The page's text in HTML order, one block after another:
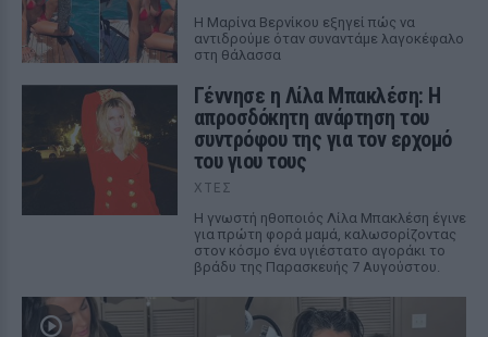
Η Μαρίνα Βερνίκου εξηγεί πώς να
αντιδρούμε όταν συναντάμε λαγοκέφαλο
στη θάλασσα
Γέννησε η Λίλα Μπακλέση: Η
απροσδόκητη ανάρτηση του
συντρόφου της για τον ερχομό
του γιου τους
ΧΤΕΣ
Η γνωστή ηθοποιός Λίλα Μπακλέση έγινε
για πρώτη φορά μαμά, καλωσορίζοντας
στον κόσμο ένα υγιέστατο αγοράκι το
βράδυ της Παρασκευής 7 Αυγούστου.